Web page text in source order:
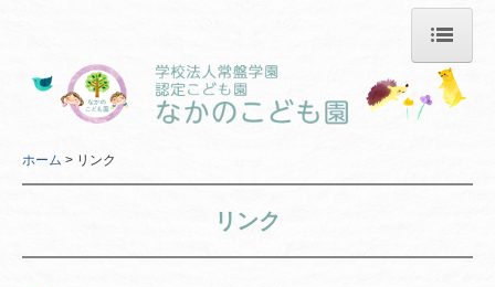
ホーム
個人情報保護方針
ホーム リンク
リンク